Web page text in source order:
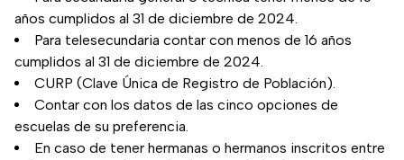
años cumplidos al 31 de diciembre de 2024.
Para telesecundaria contar con menos de 16 años
cumplidos al 31 de diciembre de 2024.
CURP (Clave Única de Registro de Población).
Contar con los datos de las cinco opciones de
escuelas de su preferencia.
En caso de tener hermanas o hermanos inscritos entre